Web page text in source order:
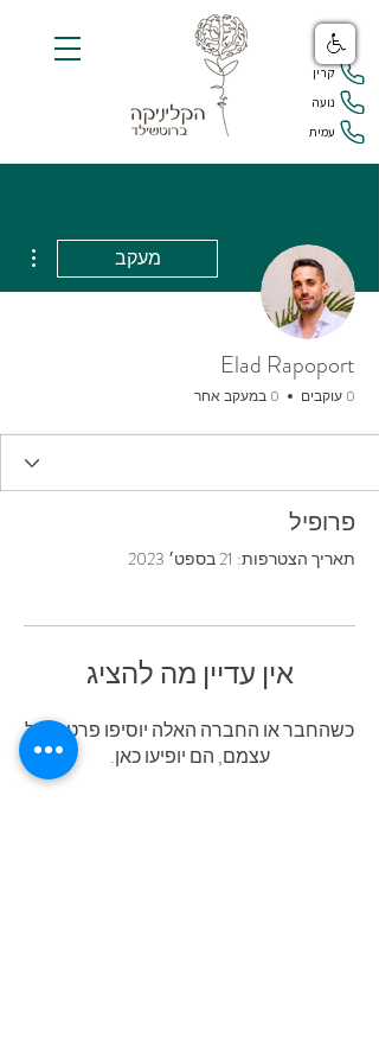
קרין
נועה
עמית
מעקב
Elad Rapoport
0 עוקבים 0 במעקב אחר
פרופיל
תאריך הצטרפות: 21 בספט׳ 2023
אין עדיין מה להציג
כשהחבר או החברה האלה יוסיפו פרטים על
עצמם, הם יופיעו כאן.